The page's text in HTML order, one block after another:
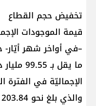
تخفيض حجم القطاع
قيمة الموجودات
ما يقل